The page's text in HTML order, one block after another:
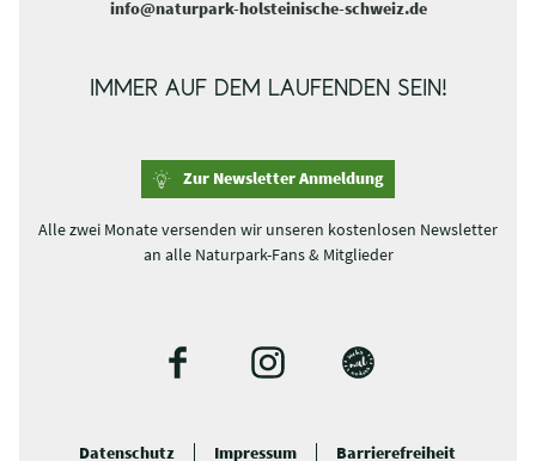
info@naturpark-holsteinische-schweiz.de
IMMER AUF DEM LAUFENDEN SEIN!
Zur Newsletter Anmeldung
Alle zwei Monate versenden wir unseren kostenlosen Newsletter
an alle Naturpark-Fans & Mitglieder
F
I
B
Datenschutz Impressum Barrierefreiheit